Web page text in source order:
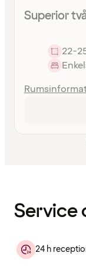
Superior
22-
Service
24 h